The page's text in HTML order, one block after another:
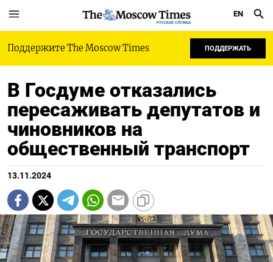
РУССКАЯ СЛУЖБА
EN
Поддержите The Moscow Times ПОДДЕРЖАТЬ
В Госдуме отказались
пересаживать депутатов и
чиновников на
общественный транспорт
13.11.2024